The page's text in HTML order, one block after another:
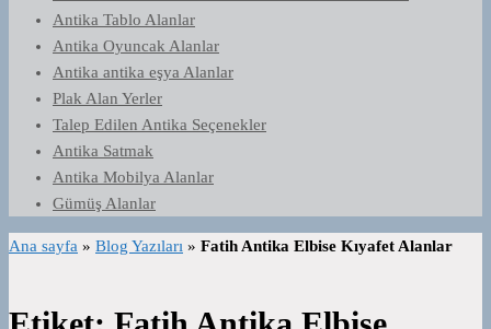
Antika Tablo Alanlar
Antika Oyuncak Alanlar
Antika antika eşya Alanlar
Plak Alan Yerler
Talep Edilen Antika Seçenekler
Antika Satmak
Antika Mobilya Alanlar
Gümüş Alanlar
Ana sayfa » Blog Yazıları » Fatih Antika Elbise Kıyafet Alanlar